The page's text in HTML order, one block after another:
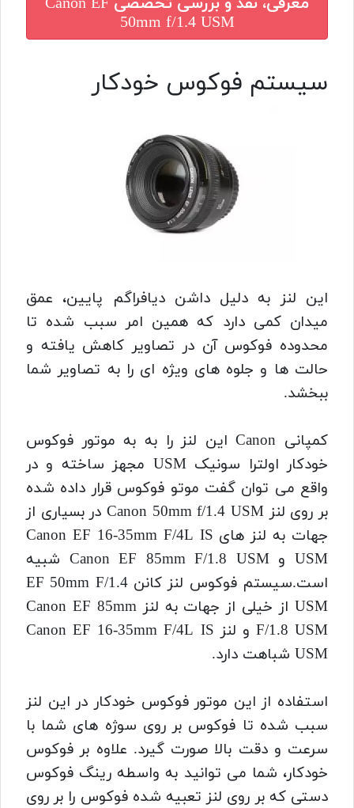
50mm f/1.4 USM
سیستم فوکوس خودکار
این لنز به دلیل داشن دیافراگم پایین، عمق
میدان کمی دارد که همین امر سبب شده تا
محدوده فوکوس آن در تصاویر کاهش یافته و
حالت ها و جلوه های ویژه ای را به تصاویر شما
ببخشد.
کمپانی Canon این لنز را به به موتور فوکوس
خودکار اولترا سونیک USM مجهز ساخته و در
واقع می توان گفت موتو فوکوس قرار داده شده
بر روی لنز
Canon 50mm f/1.4 USM در بسیاری از
جهات به لنز های Canon EF 16-35mm F/4L IS
USM و Canon EF 85mm F/1.8 USM شبیه
است.
سیستم فوکوس لنز کانن EF 50mm F/1.4
USM از خیلی از جهات به لنز Canon EF 85mm
F/1.8 USM و لنز Canon EF 16-35mm F/4L IS
USM شباهت دارد.
استفاده از این موتور فوکوس خودکار در این لنز
سبب شده تا فوکوس بر روی سوژه های شما با
سرعت و دقت بالا صورت گیرد. علاوه بر فوکوس
خودکار، شما می توانید به واسطه رینگ فوکوس
دستی که بر روی لنز تعبیه شده فوکوس را بر روی